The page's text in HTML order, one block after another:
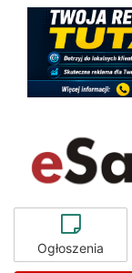
Ogłoszenia